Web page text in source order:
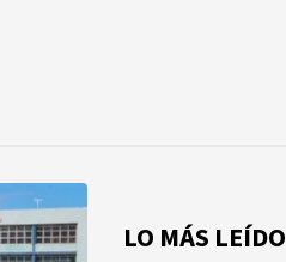
LO MÁS LEÍDO